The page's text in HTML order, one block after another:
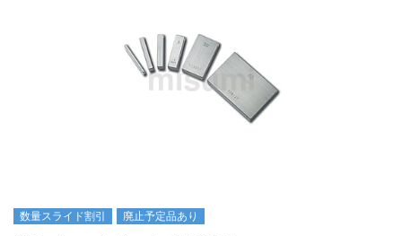
数量スライド割引 廃止予定品あり